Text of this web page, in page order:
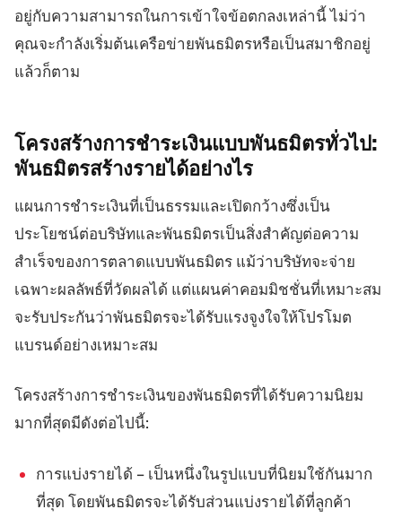
อยู่กับความสามารถในการเข้าใจข้อตกลงเหล่านี้ ไม่ว่า
คุณจะกำลังเริ่มต้นเครือข่ายพันธมิตรหรือเป็นสมาชิกอยู่
แล้วก็ตาม
โครงสร้างการชำระเงินแบบพันธมิตรทั่วไป:
พันธมิตรสร้างรายได้อย่างไร
แผนการชำระเงินที่เป็นธรรมและเปิดกว้างซึ่งเป็น
ประโยชน์ต่อบริษัทและพันธมิตรเป็นสิ่งสำคัญต่อความ
สำเร็จของการตลาดแบบพันธมิตร แม้ว่าบริษัทจะจ่าย
เฉพาะผลลัพธ์ที่วัดผลได้ แต่แผนค่าคอมมิชชั่นที่เหมาะสม
จะรับประกันว่าพันธมิตรจะได้รับแรงจูงใจให้โปรโมต
แบรนด์อย่างเหมาะสม
โครงสร้างการชำระเงินของพันธมิตรที่ได้รับความนิยม
มากที่สุดมีดังต่อไปนี้:
การแบ่งรายได้ – เป็นหนึ่งในรูปแบบที่นิยมใช้กันมาก
ที่สุด โดยพันธมิตรจะได้รับส่วนแบ่งรายได้ที่ลูกค้า